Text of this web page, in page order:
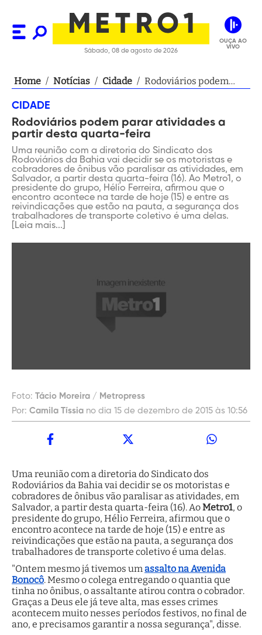
Sábado, 08 de agosto de 2026
OUÇA AO
VIVO
Home / Notícias / Cidade / Rodoviários podem
feira
CIDADE
Rodoviários podem parar atividades a
partir desta quarta-feira
Uma reunião com a diretoria do Sindicato dos
Rodoviários da Bahia vai decidir se os motoristas e
cobradores de ônibus vão paralisar as atividades, em
Salvador, a partir desta quarta-feira (16). Ao Metro1, o
presidente do grupo, Hélio Ferreira, afirmou que o
encontro acontece na tarde de hoje (15) e entre as
reivindicações que estão na pauta, a segurança dos
trabalhadores de transporte coletivo é uma delas.
[Leia mais...]
Foto: Tácio Moreira / Metropress
Por: Camila Tíssia no dia 15 de dezembro de 2015 às 10:56
Uma reunião com a diretoria do Sindicato dos
Rodoviários da Bahia vai decidir se os motoristas e
cobradores de ônibus vão paralisar as atividades, em
Salvador, a partir desta quarta-feira (16). AoMetro1, o
presidente do grupo, Hélio Ferreira, afirmou que o
encontro acontece na tarde de hoje (15) e entre as
reivindicações que estão na pauta, a segurança dos
trabalhadores de transporte coletivo é uma delas.
"Ontem mesmo já tivemos umassalto na Avenida
Bonocô. Mesmo o colega entregando o quantia que
tinha no ônibus, o assaltante atirou contra o cobrador.
Graças a Deus ele já teve alta, mas esses crimes
acontecem muito nesses períodos festivos, no final de
ano, e precisamos garantir a nossa segurança", disse.